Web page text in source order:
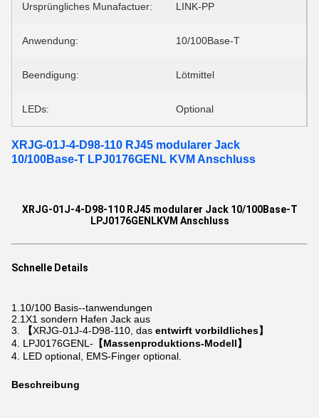
Ursprüngliches Munafactuer: LINK-PP
Anwendung: 10/100Base-T
Beendigung: Lötmittel
LEDs: Optional
XRJG-01J-4-D98-110 RJ45 modularer Jack
10/100Base-T LPJ0176GENL KVM Anschluss
XRJG-01J-4-D98-110 RJ45 modularer Jack 10/100Base-T
LPJ0176GENLKVM Anschluss
Schnelle Details
1.10/100 Basis--tanwendungen
2.1X1 sondern Hafen Jack aus
3.
【XRJG-01J-4-D98-110, das entwirft vorbildliches】
4. LPJ0176GENL- 【Massenproduktions-Modell】
4. LED optional, EMS-Finger optional.
Beschreibung